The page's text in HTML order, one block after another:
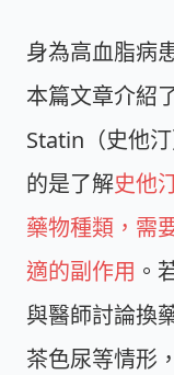
身為高血脂病
本篇文章介紹
Statin（史他
的是了解史他
藥物種類，需
適的副作用 。
與醫師討論換
茶色尿等情形